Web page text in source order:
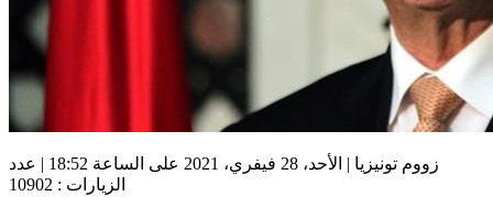
زووم تونيزيا | الأحد، 28 فيفري، 2021 على الساعة 18:52 | عدد
الزيارات : 10902